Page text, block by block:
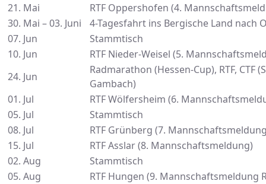
21. Mai
RTF Oppershofen (4.
30. Mai – 03. Juni
4-Tagesfahrt ins Bergische Land nach
07. Jun
Stammtisch
10. Jun
RTF Nieder-Weisel (5.
24. Jun
Radmarathon (Hessen-Cup), RTF, CTF
Gambach)
01. Jul
RTF Wölfersheim (6.
05. Jul
Stammtisch
08. Jul
RTF Grünberg (7.
15. Jul
RTF Asslar (8. Mannschaftsmeldung)
02. Aug
Stammtisch
05. Aug
RTF Hungen (9. Mannschaftsmeldung